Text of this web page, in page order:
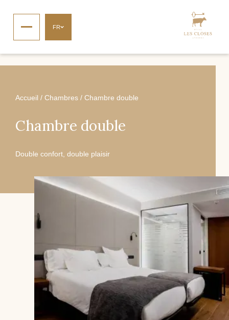
FR
Accueil / Chambres / Chambre double
Chambre double
Double confort, double plaisir